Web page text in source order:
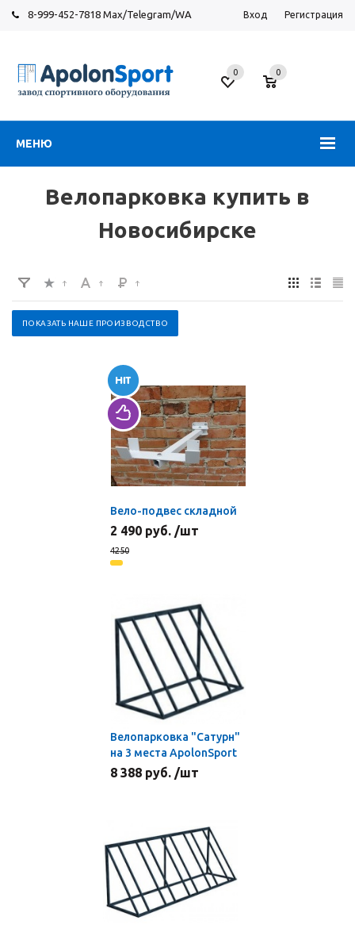
8-999-452-7818 Max/Telegram/WA Вход Регистрация
МЕНЮ
Новосибирск
ул.
0
0
Велопарковка купить в
Новосибирске
ПОКАЗАТЬ НАШЕ ПРОИЗВОДСТВО
Вело-подвес складной
2 490 руб. /шт
4250
Велопарковка "Сатурн"
на 3 места ApolonSport
8 388 руб. /шт